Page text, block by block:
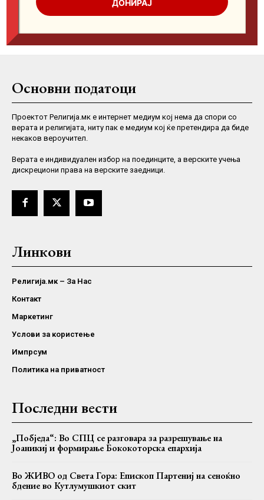
Основни податоци
Проектот Религија.мк е интернет медиум кој нема да спори со
верата и религијата, ниту пак е медиум кој ќе претендира да биде
некаков вероучител.
Верaта е индивидуален избор на поединците, а верските учења
дискрециони права на верските заедници.
Линкови
Религија.мк – За Нас
Контакт
Маркетинг
Услови за користење
Импрсум
Политика на приватност
Последни вести
„Побједа“: Во СПЦ се разговара за разрешување на
Јоаникиј и формирање Бококоторска епархија
Во ЖИВО од Света Гора: Епископ Партениј на сеноќно
бдение во Кутлумушкиот скит